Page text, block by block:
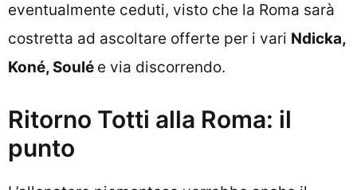
eventualmente ceduti, visto che la Roma sarà
costretta ad ascoltare offerte per i vari Ndicka,
Koné, Soulé e via discorrendo.
Ritorno Totti alla Roma: il
punto